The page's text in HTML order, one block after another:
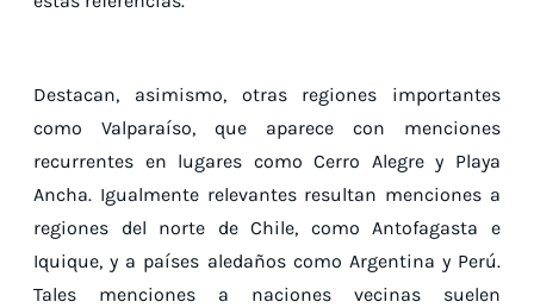
Destacan, asimismo, otras regiones importantes
como Valparaíso, que aparece con menciones
recurrentes en lugares como Cerro Alegre y Playa
Ancha. Igualmente relevantes resultan menciones a
regiones del norte de Chile, como Antofagasta e
Iquique, y a países aledaños como Argentina y Perú.
Tales menciones a naciones vecinas suelen